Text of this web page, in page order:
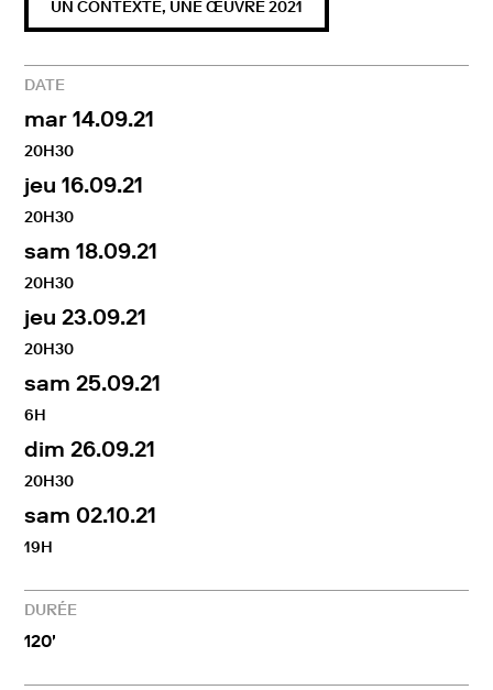
UN CONTEXTE, UNE ŒUVRE 2021
DATE
mar 14.09.21
20H30
jeu 16.09.21
20H30
sam 18.09.21
20H30
jeu 23.09.21
20H30
sam 25.09.21
6H
dim 26.09.21
20H30
sam 02.10.21
19H
DURÉE
120'
Images et lumières sous-marines
AIRSOURCEONE – Sven Fink & Benjamin Schulze
Jacques-Michel Meige
Curating
Olivier Kaeser / Arta Sperto
Administration
Mathias Gautschi
Remerciements
Club de plongée de la Vallée de Joux,
Mauricio Leal,
Nicole Rochat,
Sophie Ballmer,
Production
Association Fargue
Coréalisation
La Becque
Théâtre de Vidy (réservations)
Cima Norma Art Festival